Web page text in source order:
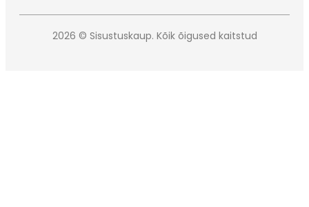
2026 © Sisustuskaup. Kõik õigused kaitstud